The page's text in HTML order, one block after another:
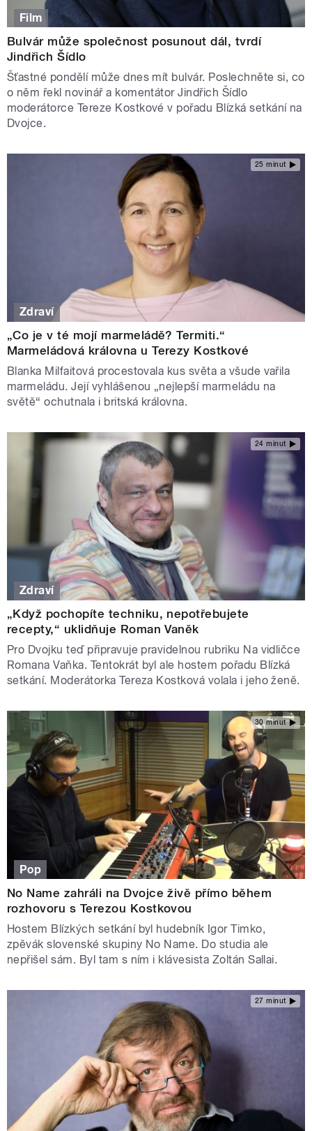
Film
Bulvár může společnost posunout dál, tvrdí
Jindřich Šídlo
Šťastné pondělí může dnes mít bulvár. Poslechněte si, co
o něm řekl novinář a komentátor Jindřich Šídlo
moderátorce Tereze Kostkové v pořadu Blízká setkání na
Dvojce.
25 minut
Zdraví
„Co je v té mojí marmeládě? Termiti.“
Marmeládová královna u Terezy Kostkové
Blanka Milfaitová procestovala kus světa a všude vařila
marmeládu. Její vyhlášenou „nejlepší marmeládu na
světě“ ochutnala i britská královna.
24 minut
Zdraví
„Když pochopíte techniku, nepotřebujete
recepty,“ uklidňuje Roman Vaněk
Pro Dvojku teď připravuje pravidelnou rubriku Na vidličce
Romana Vaňka. Tentokrát byl ale hostem pořadu Blízká
setkání. Moderátorka Tereza Kostková volala i jeho ženě.
30 minut
Pop
No Name zahráli na Dvojce živě přímo během
rozhovoru s Terezou Kostkovou
Hostem Blízkých setkání byl hudebník Igor Timko,
zpěvák slovenské skupiny No Name. Do studia ale
nepřišel sám. Byl tam s ním i klávesista Zoltán Sallai.
27 minut